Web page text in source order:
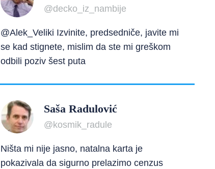
@decko_iz_nambije
@Alek_Veliki Izvinite, predsedniče, javite mi
se kad stignete, mislim da ste mi greškom
odbili poziv šest puta
Saša Radulović
@kosmik_radule
Ništa mi nije jasno, natalna karta je
pokazivala da sigurno prelazimo cenzus